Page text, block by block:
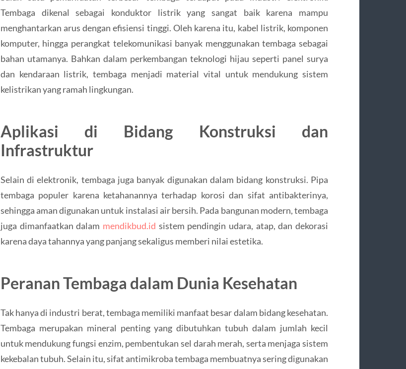
Tembaga dikenal sebagai konduktor listrik yang sangat baik karena mampu
menghantarkan arus dengan efisiensi tinggi. Oleh karena itu, kabel listrik, komponen
komputer, hingga perangkat telekomunikasi banyak menggunakan tembaga sebagai
bahan utamanya. Bahkan dalam perkembangan teknologi hijau seperti panel surya
dan kendaraan listrik, tembaga menjadi material vital untuk mendukung sistem
kelistrikan yang ramah lingkungan.
Aplikasi di Bidang Konstruksi dan
Infrastruktur
Selain di elektronik, tembaga juga banyak digunakan dalam bidang konstruksi. Pipa
tembaga populer karena ketahanannya terhadap korosi dan sifat antibakterinya,
sehingga aman digunakan untuk instalasi air bersih. Pada bangunan modern, tembaga
juga dimanfaatkan dalam mendikbud.id sistem pendingin udara, atap, dan dekorasi
karena daya tahannya yang panjang sekaligus memberi nilai estetika.
Peranan Tembaga dalam Dunia Kesehatan
Tak hanya di industri berat, tembaga memiliki manfaat besar dalam bidang kesehatan.
Tembaga merupakan mineral penting yang dibutuhkan tubuh dalam jumlah kecil
untuk mendukung fungsi enzim, pembentukan sel darah merah, serta menjaga sistem
kekebalan tubuh. Selain itu, sifat antimikroba tembaga membuatnya sering digunakan